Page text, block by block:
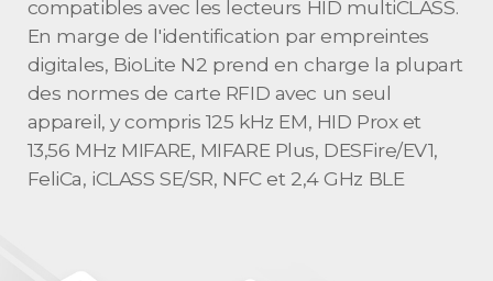
compatibles avec les lecteurs HID multiCLASS.
En marge de l'identification par empreintes
digitales, BioLite N2 prend en charge la plupart
des normes de carte RFID avec un seul
appareil, y compris 125 kHz EM, HID Prox et
13,56 MHz MIFARE, MIFARE Plus, DESFire/EV1,
FeliCa, iCLASS SE/SR, NFC et 2,4 GHz BLE